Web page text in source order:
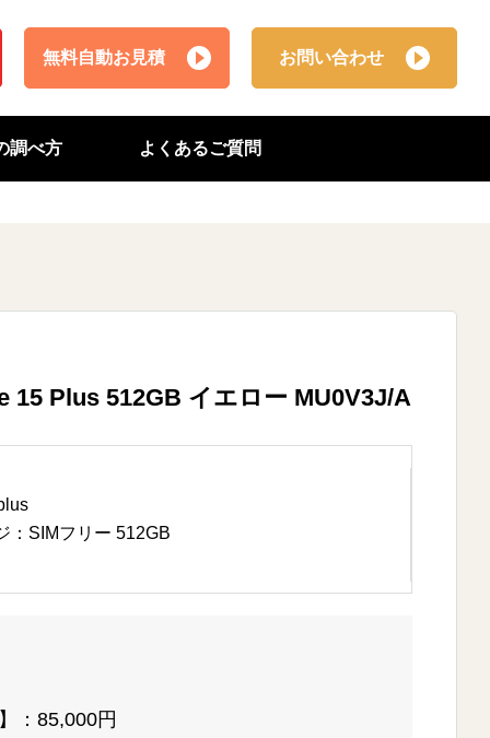
無料自動お見積 お問い合わせ
調べ方 よくあるご質問
15 Plus 512GB イエロー MU0V3J/A
：SIMフリー 512GB
：85,000円